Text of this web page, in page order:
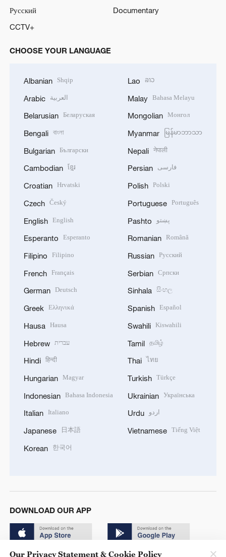
Русский
Documentary
CCTV+
CHOOSE YOUR LANGUAGE
Albanian Shqip
Arabic العربية
Belarusian Беларуская
Bengali বাংলা
Bulgarian Български
Cambodian ខ្មែរ
Croatian Hrvatski
Czech Český
English English
Esperanto Esperanto
Filipino Filipino
French Français
German Deutsch
Greek Ελληνικά
Hausa Hausa
Hebrew עברית
Hindi हिन्दी
Hungarian Magyar
Indonesian Bahasa Indonesia
Italian Italiano
Japanese 日本語
Korean 한국어
Lao ລາວ
Malay Bahasa Melayu
Mongolian Монгол
Myanmar မြန်မာဘာသာ
Nepali नेपाली
Persian فارسی
Polish Polski
Portuguese Português
Pashto پښتو
Romanian Română
Russian Русский
Serbian Српски
Sinhala සිංහල
Spanish Español
Swahili Kiswahili
Tamil தமிழ்
Thai ไทย
Turkish Türkçe
Ukrainian Українська
Urdu اردو
Vietnamese Tiếng Việt
DOWNLOAD OUR APP
Our Privacy Statement & Cookie Policy